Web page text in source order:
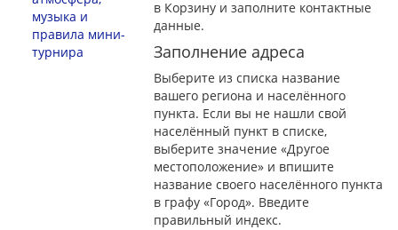
в Корзину и заполните контактные
данные.
Заполнение адреса
Выберите из списка название
вашего региона и населённого
пункта. Если вы не нашли свой
населённый пункт в списке,
выберите значение «Другое
местоположение» и впишите
название своего населённого пункта
в графу «Город». Введите
правильный индекс.
музыка и
правила мини-
турнира